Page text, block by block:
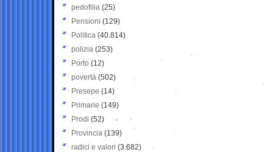
pedofilia (25)
Pensioni (129)
Politica (40.814)
polizia (253)
Porto (12)
povertà (502)
Presepe (14)
Primarie (149)
Prodi (52)
Provincia (139)
radici e valori (3.682)